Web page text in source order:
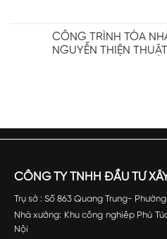
CHO
TỔ
CÔNG TRÌNH TÒA
NGUYỄN THIỆN
CÔNG TY TNHH ĐẦU TƯ
Trụ sở : Số 863 Quang Trung-
Nhà xưởng: Khu công nghiêp Phú
Nội